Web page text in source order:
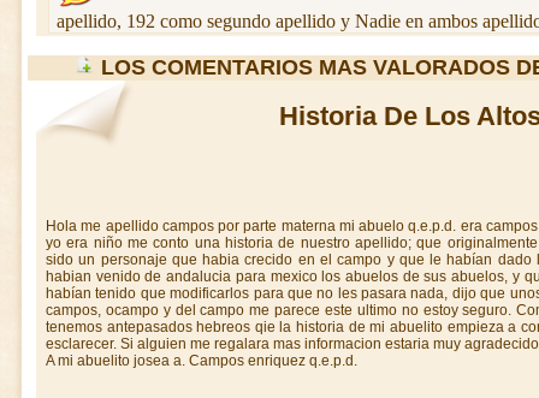
apellido, 192 como segundo apellido y Nadie en ambos
LOS COMENTARIOS MAS VALORADOS
Historia De Los
Hola me apellido campos por parte materna mi abuelo q.e.p.d. era
yo era niño me conto una historia de nuestro apellido; que
sido un personaje que habia crecido en el campo y que le habían
habian venido de andalucia para mexico los abuelos de sus abuelos, y
habían tenido que modificarlos para que no les pasara nada, dijo que
campos, ocampo y del campo me parece este ultimo no estoy seguro.
tenemos antepasados hebreos qie la historia de mi abuelito empieza a
esclarecer. Si alguien me regalara mas informacion estaria muy
A mi abuelito josea a. Campos enriquez q.e.p.d.